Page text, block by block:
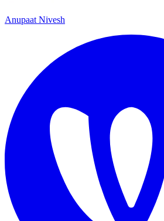
Anupaat Nivesh